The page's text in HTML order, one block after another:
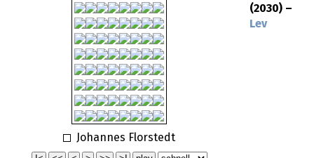
Johannes Florstedt
(2030) –
Lev